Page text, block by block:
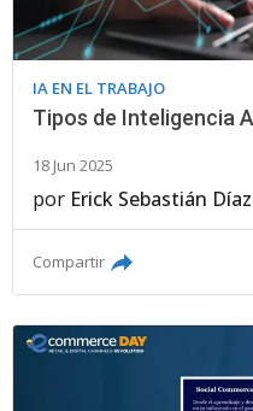
IA EN EL TRABAJO
Tipos de Inteligencia
18 Jun 2025
por Erick Sebastián
Compartir